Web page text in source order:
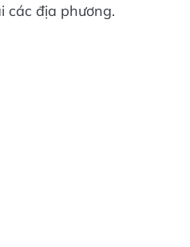
các địa phương.